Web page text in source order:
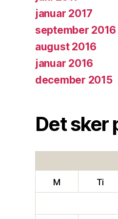
januar 2017
september 2016
august 2016
januar 2016
december 2015
Det sker
M Ti